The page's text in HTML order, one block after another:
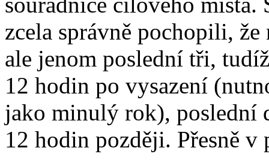
zcela správně pochopili,
ale jenom poslední tři,
12 hodin po vysazení
jako minulý rok), poslední
12 hodin později. Přesně